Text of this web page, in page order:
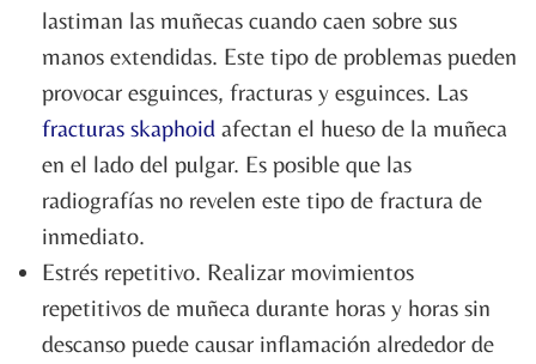
lastiman las muñecas cuando caen sobre sus
manos extendidas. Este tipo de problemas pueden
provocar esguinces, fracturas y esguinces. Las
fracturas skaphoid afectan el hueso de la muñeca
en el lado del pulgar. Es posible que las
radiografías no revelen este tipo de fractura de
inmediato.
Estrés repetitivo. Realizar movimientos
repetitivos de muñeca durante horas y horas sin
descanso puede causar inflamación alrededor de